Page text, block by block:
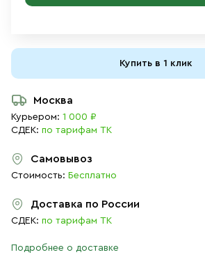
Купить в 1 клик
Москва
Курьером: 1 000 ₽
СДЕК: по тарифам ТК
Самовывоз
Стоимость: Бесплатно
Доставка по России
СДЕК: по тарифам ТК
Подробнее о доставке